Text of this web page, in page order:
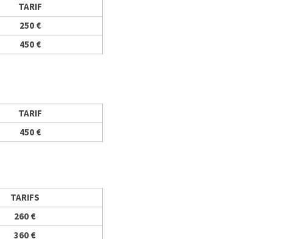
TARIF
250 €
450 €
TARIF
450 €
TARIFS
260 €
360 €